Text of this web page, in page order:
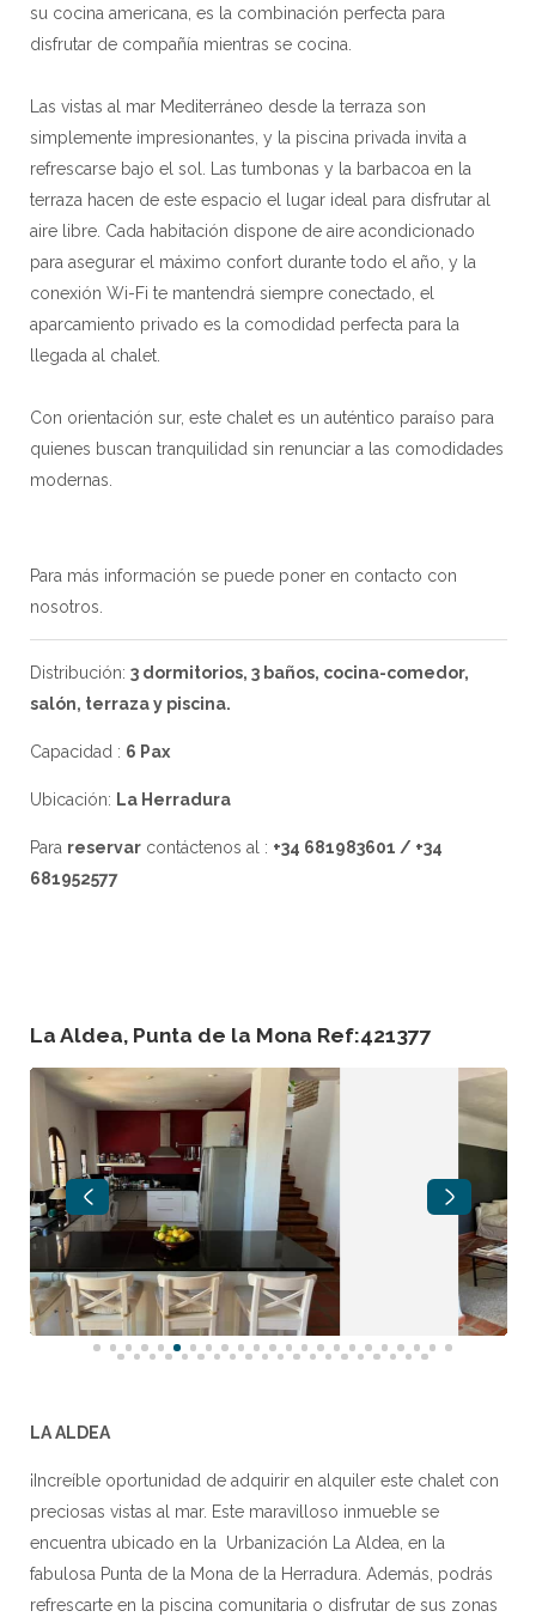
su cocina americana, es la combinación perfecta para
disfrutar de compañía mientras se cocina.
Las vistas al mar Mediterráneo desde la terraza son
simplemente impresionantes, y la piscina privada invita a
refrescarse bajo el sol. Las tumbonas y la barbacoa en la
terraza hacen de este espacio el lugar ideal para disfrutar al
aire libre. Cada habitación dispone de aire acondicionado
para asegurar el máximo confort durante todo el año, y la
conexión Wi-Fi te mantendrá siempre conectado, el
aparcamiento privado es la comodidad perfecta para la
llegada al chalet.
Con orientación sur, este chalet es un auténtico paraíso para
quienes buscan tranquilidad sin renunciar a las comodidades
modernas.
Para más información se puede poner en contacto con
nosotros.
Distribución: 3 dormitorios, 3 baños, cocina-comedor,
salón, terraza y piscina.
Capacidad : 6 Pax
Ubicación: La Herradura
Para reservarcontáctenos al : +34 681983601 / +34
681952577
La Aldea, Punta de la Mona Ref:421377
LA ALDEA
¡Increíble oportunidad de adquirir en alquiler este chalet con
preciosas vistas al mar. Este maravilloso inmueble se
encuentra ubicado en la Urbanización La Aldea, en la
fabulosa Punta de la Mona de la Herradura. Además, podrás
refrescarte en la piscina comunitaria o disfrutar de sus zonas